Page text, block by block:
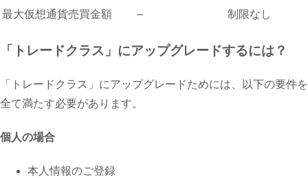
最大仮想通貨売買金額
– 制限なし
「トレードクラス」にアップグレードするには？
「トレードクラス」にアップグレードためには、以下の要件を
全て満たす必要があります。
個人の場合
本人情報のご登録